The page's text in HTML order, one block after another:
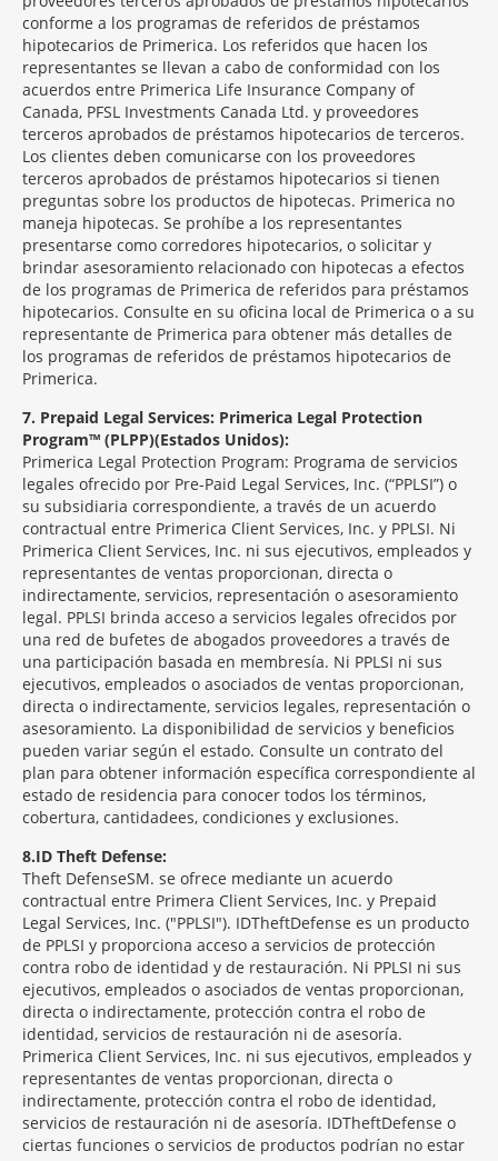
conforme a los programas de referidos de préstamos
hipotecarios de Primerica. Los referidos que hacen los
representantes se llevan a cabo de conformidad con los
acuerdos entre Primerica Life Insurance Company of
Canada, PFSL Investments Canada Ltd. y proveedores
terceros aprobados de préstamos hipotecarios de terceros.
Los clientes deben comunicarse con los proveedores
terceros aprobados de préstamos hipotecarios si tienen
preguntas sobre los productos de hipotecas. Primerica no
maneja hipotecas. Se prohíbe a los representantes
presentarse como corredores hipotecarios, o solicitar y
brindar asesoramiento relacionado con hipotecas a efectos
de los programas de Primerica de referidos para préstamos
hipotecarios. Consulte en su oficina local de Primerica o a su
representante de Primerica para obtener más detalles de
los programas de referidos de préstamos hipotecarios de
Primerica.
7 Prepaid Legal Services: Primerica Legal Protection
Program™ (PLPP)(Estados Unidos):
Primerica Legal Protection Program: Programa de servicios
legales ofrecido por Pre-Paid Legal Services, Inc. (“PPLSI”) o
su subsidiaria correspondiente, a través de un acuerdo
contractual entre Primerica Client Services, Inc. y PPLSI. Ni
Primerica Client Services, Inc. ni sus ejecutivos, empleados y
representantes de ventas proporcionan, directa o
indirectamente, servicios, representación o asesoramiento
legal. PPLSI brinda acceso a servicios legales ofrecidos por
una red de bufetes de abogados proveedores a través de
una participación basada en membresía. Ni PPLSI ni sus
ejecutivos, empleados o asociados de ventas proporcionan,
directa o indirectamente, servicios legales, representación o
asesoramiento. La disponibilidad de servicios y beneficios
pueden variar según el estado. Consulte un contrato del
plan para obtener información específica correspondiente al
estado de residencia para conocer todos los términos,
cobertura, cantidadees, condiciones y exclusiones.
8 ID Theft Defense:
Theft DefenseSM se ofrece mediante un acuerdo
contractual entre Primera Client Services, Inc. y Prepaid
Legal Services, Inc. ("PPLSI"). IDTheftDefense es un producto
de PPLSI y proporciona acceso a servicios de protección
contra robo de identidad y de restauración. Ni PPLSI ni sus
ejecutivos, empleados o asociados de ventas proporcionan,
directa o indirectamente, protección contra el robo de
identidad, servicios de restauración ni de asesoría.
Primerica Client Services, Inc. ni sus ejecutivos, empleados y
representantes de ventas proporcionan, directa o
indirectamente, protección contra el robo de identidad,
servicios de restauración ni de asesoría. IDTheftDefense o
ciertas funciones o servicios de productos podrían no estar